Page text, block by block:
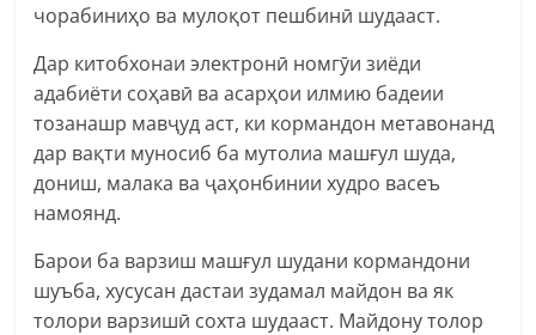
чорабиниҳо ва мулоқот пешбинӣ шудааст.
Дар китобхонаи электронӣ номгӯи зиёди
адабиёти соҳавӣ ва асарҳои илмию бадеии
тозанашр мавҷуд аст, ки кормандон метавонанд
дар вақти муносиб ба мутолиа машғул шуда,
дониш, малака ва ҷаҳонбинии худро васеъ
намоянд.
Барои ба варзиш машғул шудани кормандони
шуъба, хусусан дастаи зудамал майдон ва як
толори варзишӣ сохта шудааст. Майдону толор